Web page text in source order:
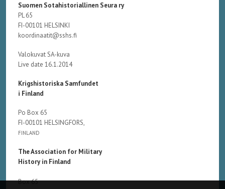
Suomen Sotahistoriallinen Seura ry
PL 65
FI-00101 HELSINKI
koordinaatit@sshs.fi
Valokuvat SA-kuva
Live date 16.1.2014
Krigshistoriska Samfundet
i Finland
Po Box 65
FI-00101 HELSINGFORS,
FINLAND
The Association for Military
History in Finland
Box 65